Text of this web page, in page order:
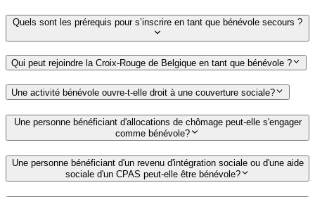
Quels sont les prérequis pour s’inscrire en tant que bénévole secours ?
Qui peut rejoindre la Croix-Rouge de Belgique en tant que bénévole ?
Une activité bénévole ouvre-t-elle droit à une couverture sociale?
Une personne bénéficiant d'allocations de chômage peut-elle s'engager
comme bénévole?
Une personne bénéficiant d'un revenu d'intégration sociale ou d'une aide
sociale d'un CPAS peut-elle être bénévole?